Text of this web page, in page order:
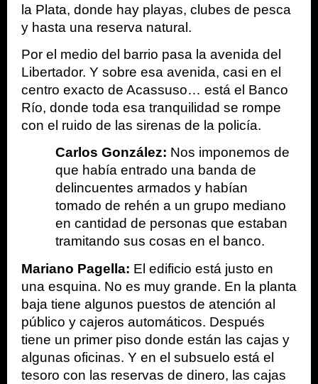
la Plata, donde hay playas, clubes de pesca
y hasta una reserva natural.
Por el medio del barrio pasa la avenida del
Libertador. Y sobre esa avenida, casi en el
centro exacto de Acassuso… está el Banco
Río, donde toda esa tranquilidad se rompe
con el ruido de las sirenas de la policía.
Carlos González: Nos imponemos de
que había entrado una banda de
delincuentes armados y habían
tomado de rehén a un grupo mediano
en cantidad de personas que estaban
tramitando sus cosas en el banco.
Mariano Pagella: El edificio está justo en
una esquina. No es muy grande. En la planta
baja tiene algunos puestos de atención al
público y cajeros automáticos. Después
tiene un primer piso donde están las cajas y
algunas oficinas. Y en el subsuelo está el
tesoro con las reservas de dinero, las cajas